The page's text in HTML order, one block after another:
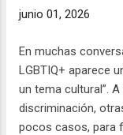
traducen en
referir a algunas
principales
legal de los
pueden ...
junio 01, 2026
En muchas
LGBTIQ+ aparece
un tema cultural”.
discriminación,
pocos casos, para